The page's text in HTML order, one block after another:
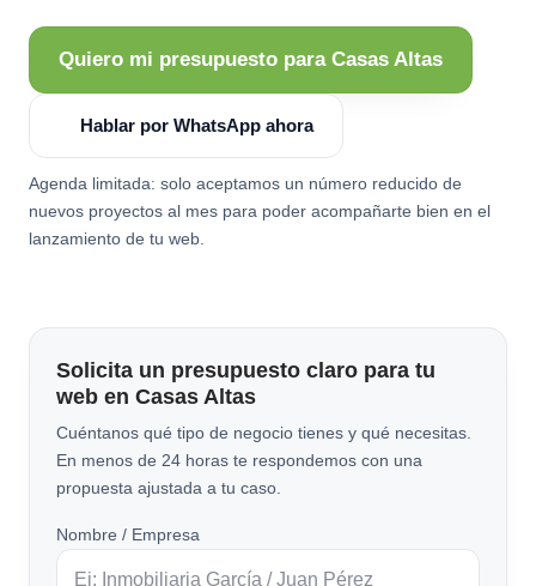
Quiero mi presupuesto para Casas Altas
Hablar por WhatsApp ahora
Agenda limitada: solo aceptamos un número reducido de
nuevos proyectos al mes para poder acompañarte bien en el
lanzamiento de tu web.
Solicita un presupuesto claro para tu
web en Casas Altas
Cuéntanos qué tipo de negocio tienes y qué necesitas.
En menos de 24 horas te respondemos con una
propuesta ajustada a tu caso.
Nombre / Empresa